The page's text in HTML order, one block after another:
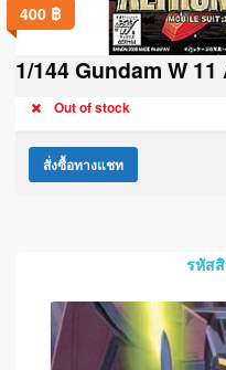
400 ฿
1/144 Gundam W
Out of stock
สั่งซื้อทางแชท
รหัส